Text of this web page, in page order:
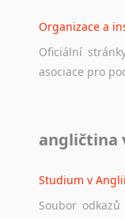
Luba
Organizace a
Oficiální
asociace pro
Ať už se jedná
angličtina
Studium v
Soubor odkazů